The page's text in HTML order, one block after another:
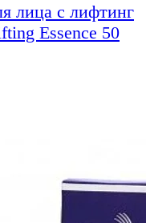
лица с лифтинг
Essence 50